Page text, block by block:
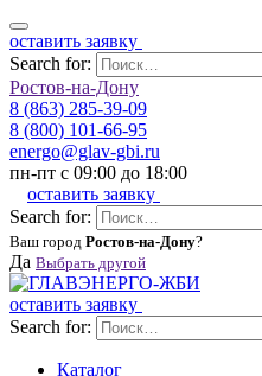
оставить заявку
Search for:
Ростов-на-Дону
8 (863) 285-39-09
8 (800) 101-66-95
energo@glav-gbi.ru
пн-пт с 09:00 до 18:00
оставить заявку
Search for:
Ваш город Ростов-на-Дону?
Да Выбрать другой
оставить заявку
Search for:
Каталог